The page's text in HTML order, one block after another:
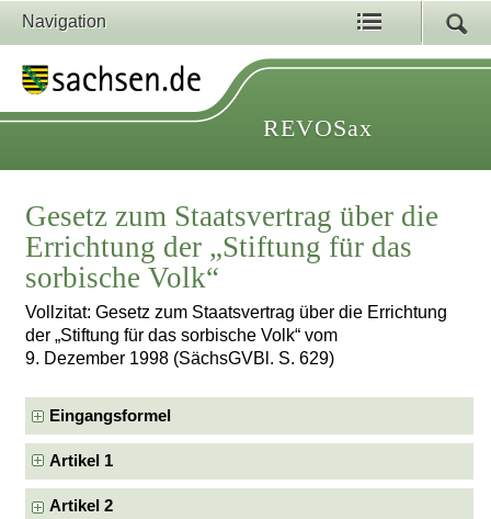
Navigation
REVOSax
Gesetz zum Staatsvertrag über die
Errichtung der „Stiftung für das
sorbische Volk“
Vollzitat: Gesetz zum Staatsvertrag über die Errichtung
der „Stiftung für das sorbische Volk“ vom
9. Dezember 1998 (SächsGVBl. S. 629)
Eingangsformel
Artikel 1
Artikel 2